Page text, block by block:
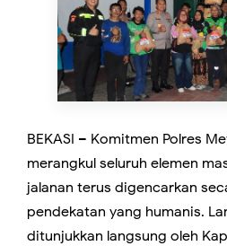
BEKASI – Komitmen Polres
merangkul seluruh elemen
jalanan terus digencarkan
pendekatan yang humanis.
ditunjukkan langsung oleh